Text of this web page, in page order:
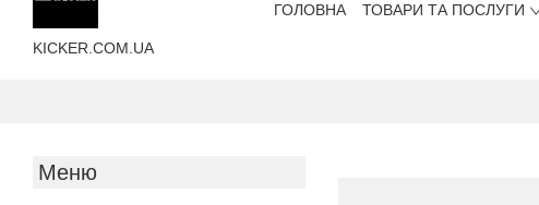
KICKER.COM.UA
ГОЛОВНА ТОВАРИ ТА ПОСЛУГИ